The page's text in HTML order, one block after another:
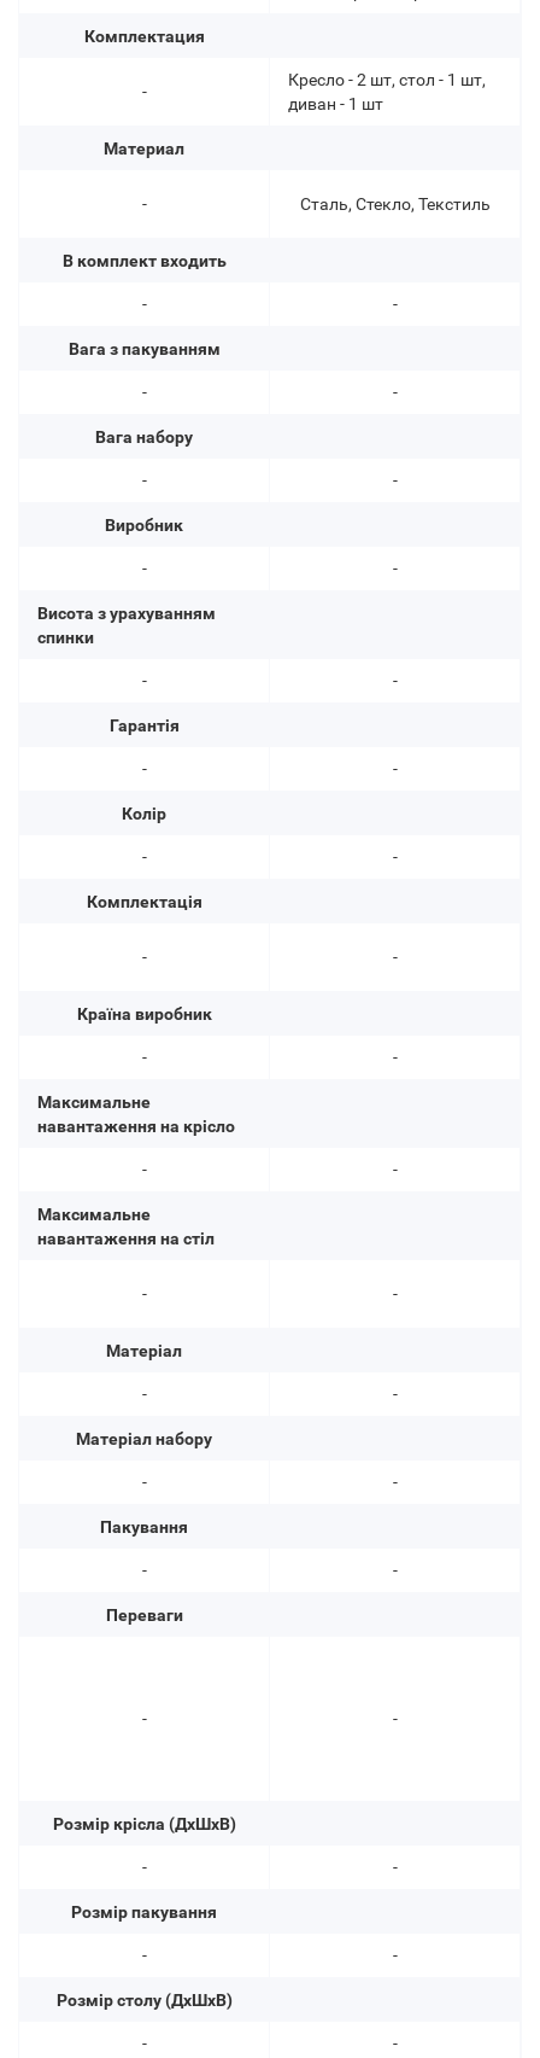
Комплектация
-
Материал
-
В комплект входить
-
Вага з пакуванням
-
Вага набору
-
Виробник
-
Висота з урахуванням
спинки
-
Гарантія
-
Колір
-
Комплектація
-
Країна виробник
-
Максимальне
навантаження на крісло
-
Максимальне
навантаження на стіл
-
Матеріал
-
Матеріал набору
-
Пакування
-
Переваги
-
Розмір крісла (ДхШхВ)
-
Розмір пакування
-
Розмір столу (ДхШхВ)
-
Кресло - 2 шт, стол - 1 шт,
диван - 1 шт
Сталь, Стекло, Текстиль
-
-
-
-
-
-
-
-
-
-
-
-
-
-
-
-
-
-